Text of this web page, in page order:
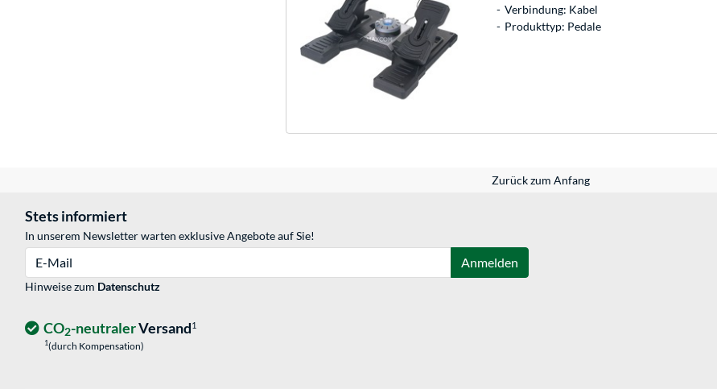
Verbindung: Kabel
Produkttyp: Pedale
Zurück zum Anfang
Stets informiert
In unserem Newsletter warten exklusive Angebote auf Sie!
Anmelden
Hinweise zum Datenschutz
CO2-neutralerVersand1
1(durch Kompensation)